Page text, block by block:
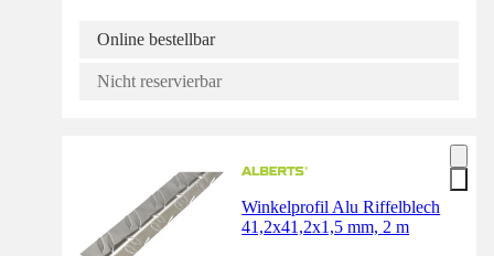
Online bestellbar
Nicht reservierbar
Winkelprofil Alu Riffelblech
41,2x41,2x1,5 mm, 2 m